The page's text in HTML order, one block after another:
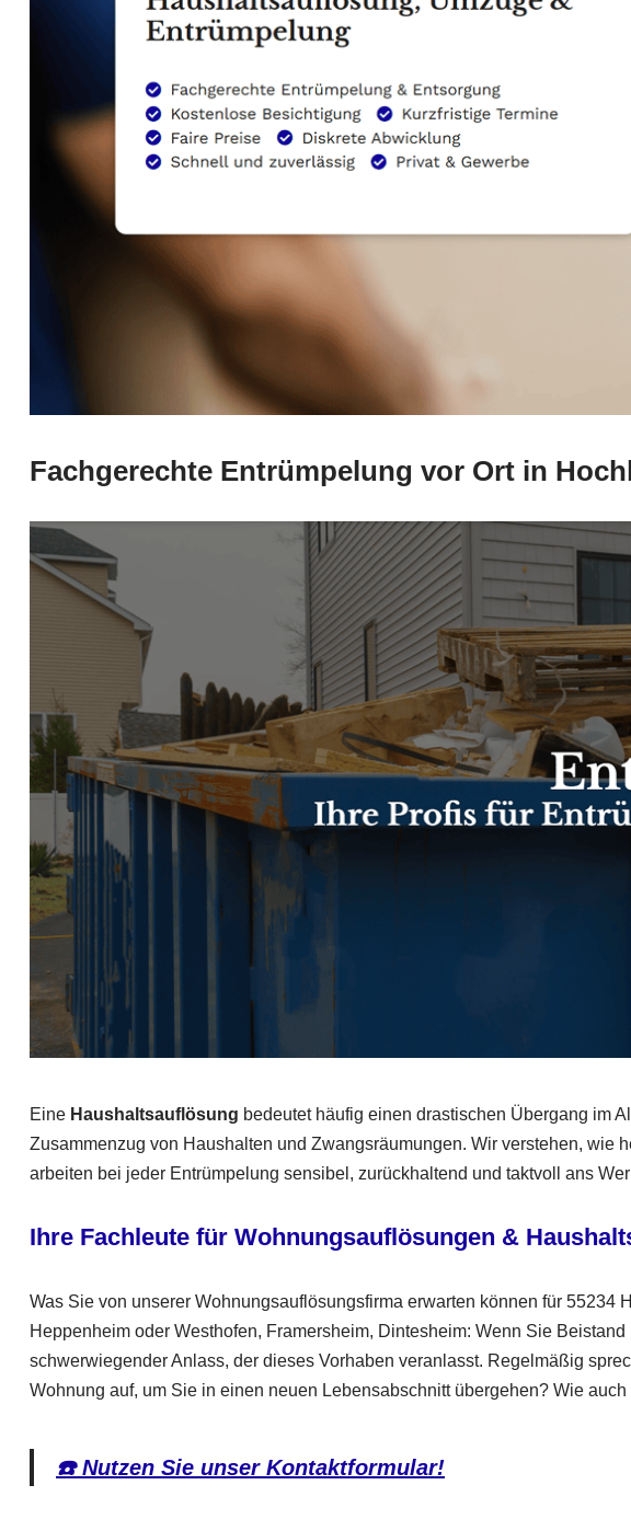
Fachgerechte Entrümpelung vor Ort in
Eine Haushaltsauflösung bedeutet häufig einen drastischen Übergang im
Zusammenzug von Haushalten und Zwangsräumungen. Wir verstehen, wie
arbeiten bei jeder Entrümpelung sensibel, zurückhaltend und taktvoll ans
Ihre Fachleute für Wohnungsauflösungen &
Was Sie von unserer Wohnungsauflösungsfirma erwarten können für
Heppenheim oder Westhofen, Framersheim, Dintesheim: Wenn Sie Beistand
schwerwiegender Anlass, der dieses Vorhaben veranlasst. Regelmäßig
Wohnung auf, um Sie in einen neuen Lebensabschnitt übergehen? Wie
☎️ Nutzen Sie unser Kontaktformular!